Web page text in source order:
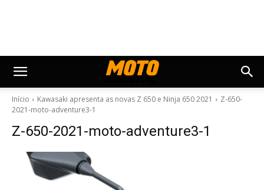
Início Kawasaki apresenta as novas Z 650 e Ninja 650 2021
Z-650-
2021-moto-adventure3-1
Z-650-2021-moto-adventure3-1